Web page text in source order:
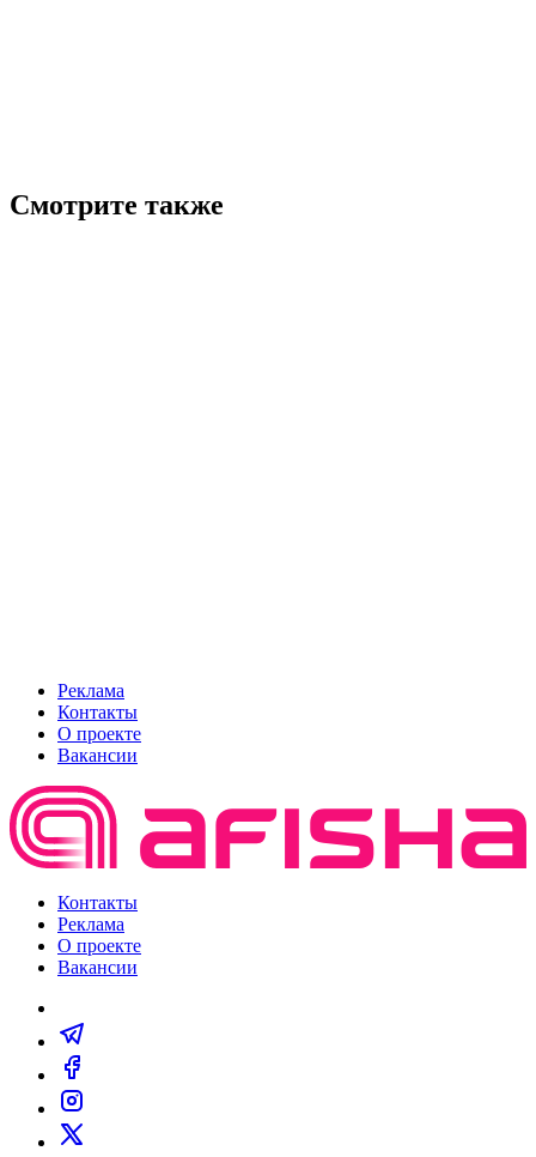
Смотрите также
Реклама
Контакты
О проекте
Вакансии
Контакты
Реклама
О проекте
Вакансии